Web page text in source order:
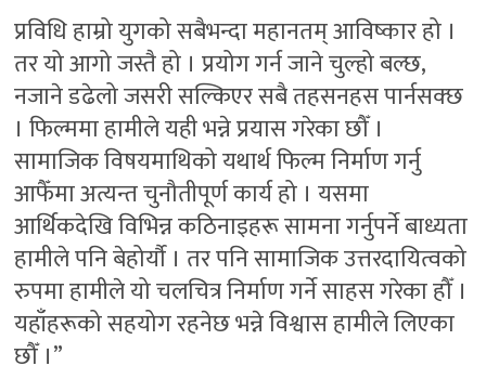
प्रविधि हाम्रो युगको सबैभन्दा महानतम् आविष्कार हो ।
तर यो आगो जस्तै हो । प्रयोग गर्न जाने चुल्हो बल्छ,
नजाने डढेलो जसरी सल्किएर सबै तहसनहस पार्नसक्छ
। फिल्ममा हामीले यही भन्ने प्रयास गरेका छौँ ।
सामाजिक विषयमाथिको यथार्थ फिल्म निर्माण गर्नु
आफैँमा अत्यन्त चुनौतीपूर्ण कार्य हो । यसमा
आर्थिकदेखि विभिन्न कठिनाइहरू सामना गर्नुपर्ने बाध्यता
हामीले पनि बेहोर्यौ । तर पनि सामाजिक उत्तरदायित्वको
रुपमा हामीले यो चलचित्र निर्माण गर्ने साहस गरेका हौँ ।
यहाँहरूको सहयोग रहनेछ भन्ने विश्वास हामीले लिएका
छौँ ।”